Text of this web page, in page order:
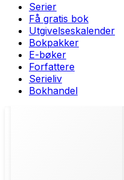
Serier
Få gratis bok
Utgivelseskalender
Bokpakker
E-bøker
Forfattere
Serieliv
Bokhandel